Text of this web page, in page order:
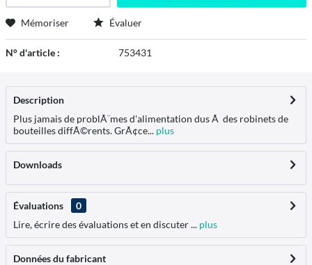
Mémoriser Évaluer
N° d'article : 753431
Description
Plus jamais de problÃ¨mes d'alimentation dus Ã des robinets de
bouteilles diffÃ©rents. GrÃ¢ce... plus
Downloads
Évaluations
0
Lire, écrire des évaluations et en discuter ... plus
Données du fabricant